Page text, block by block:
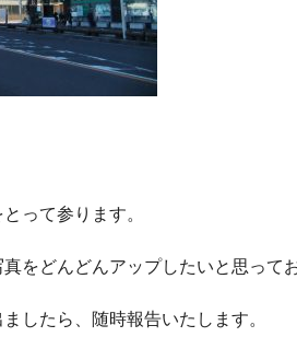
って参ります。
をどんどんアップしたいと思って
したら、随時報告いたします。